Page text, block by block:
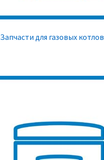
Запчасти для газовых котлов